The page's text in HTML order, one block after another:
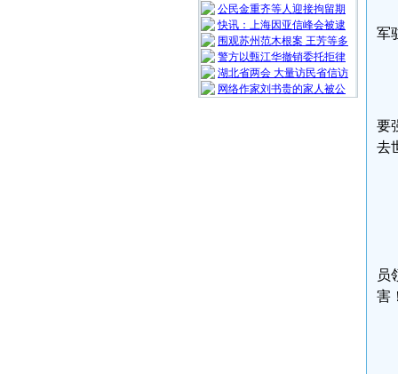
公民金重齐等人迎接拘留期
快讯：上海因亚信峰会被逮
围观苏州范木根案 王芳等多
警方以甄江华撤销委托拒律
湖北省两会 大量访民省信访
网络作家刘书贵的家人被公
军
要
去
员
害！